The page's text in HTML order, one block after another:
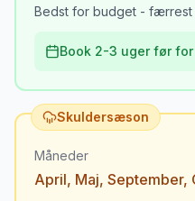
Bedst for budget - færrest
Book 2-3 uger før
Skuldersæson
Måneder
April, Maj, September,